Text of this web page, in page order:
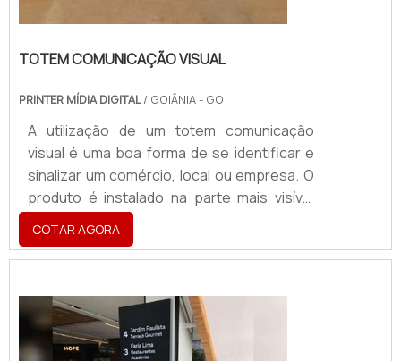
TOTEM COMUNICAÇÃO VISUAL
PRINTER MÍDIA DIGITAL/ GOIÂNIA - GO
A utilização de um totem comunicação
visual é uma boa forma de se identificar e
sinalizar um comércio, local ou empresa. O
produto é instalado na parte mais visível
possível, e sempre no local mais próximo da
rua de acesso. Isto porque pelo seu
formato e tamanho, ele pode ser visto de
identifique a mensagem com rapidez e
facilidade.o produto oferece diversos
modelosO totem de comunicação visual é
COTAR AGORA